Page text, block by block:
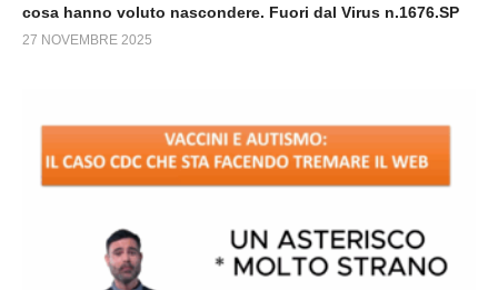
cosa hanno voluto nascondere. Fuori dal Virus n.1676.SP
27 NOVEMBRE 2025